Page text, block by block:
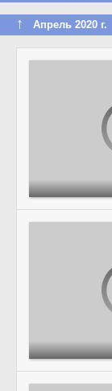
↑ Апрель 2020 г.